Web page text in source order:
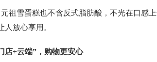
祖雪蛋糕也不含反式脂肪酸，不光在口感
放心享用。
店+云端”，购物更安心